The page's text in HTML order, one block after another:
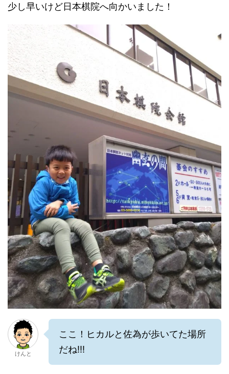
少し早いけど日本棋院へ向かいました！
けんと
ここ！ヒカルと佐為が歩いてた場所
だね!!!